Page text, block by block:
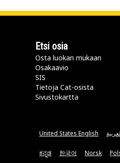
Etsi osia
Osta luokan mukaan
Osakaavio
SIS
Tietoja Cat-osista
Sivustokartta
United States English
ಕನ್ನಡ 한국어 Norsk